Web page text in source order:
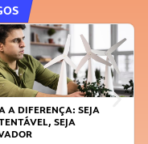
A DIFERENÇA: SEJA
SEJA